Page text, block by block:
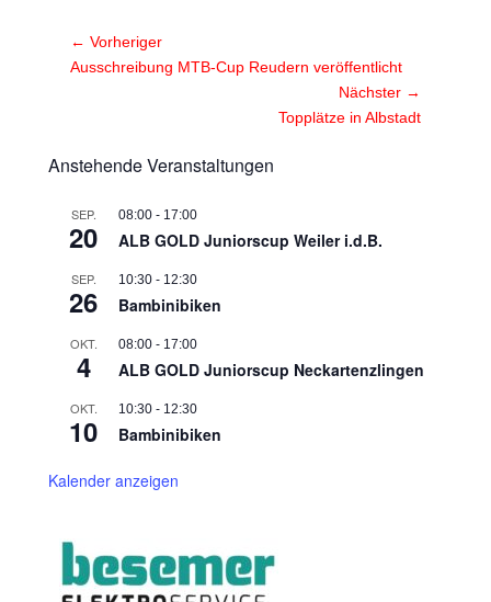
Beitragsnavigation
← Vorheriger
Vorheriger
Ausschreibung MTB-Cup Reudern veröffentlicht
Nächster →
Topplätze in Albstadt
Anstehende Veranstaltungen
SEP.
20
08:00 - 17:00
ALB GOLD Juniorscup Weiler i.d.B.
SEP.
26
10:30 - 12:30
Bambinibiken
OKT.
4
08:00 - 17:00
ALB GOLD Juniorscup Neckartenzlingen
OKT.
10
10:30 - 12:30
Bambinibiken
Kalender anzeigen